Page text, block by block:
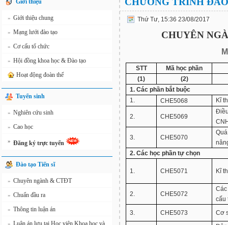
Giới thiệu
» Giới thiệu chung
» Mạng lưới đào tạo
» Cơ cấu tổ chức
» Hội đồng khoa học & Đào tạo
Hoạt động đoàn thể
Tuyển sinh
» Nghiên cứu sinh
» Cao học
» Đăng ký trực tuyến
Đào tạo Tiến sĩ
» Chuyên ngành & CTĐT
» Chuẩn đầu ra
» Thông tin luận án
» Luận án lưu tại Học viện Khoa học và
Thứ Tư, 15:36 23/08/2017
CHUYÊN
STT
Mã học phần
(1)
(2)
1. Các phần bắt buộc
1.
CHE5068 Kĩ
2. CHE5069
3. CHE5070
2. Các học phần tự chọn
1. CHE5071 Kĩ
2. CHE5072
cấu
3.
CHE5073 Cơ